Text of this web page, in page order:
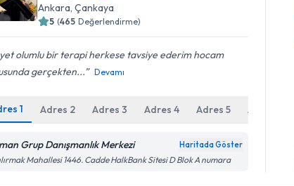
Ankara , Çankaya
5 (465 Değerlendirme)
olumlu bir terapi herkese tavsiye ederim hocam
gerçekten...
Devamı
1 Adres 2 Adres3 Adres4 Adres5 Adres
Grup Danışmanlık Merkezi Haritada Göster
Mahallesi 1446. Cadde HalkBank Sitesi D Blok A numara